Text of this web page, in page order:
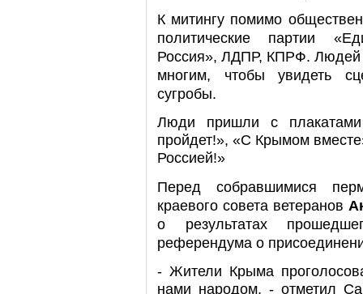
К митингу помимо
политические партии
Россия», ЛДПР, КПРФ. Людей
многим, чтобы увидеть
сугробы.
Люди пришли с
пройдет!», «С Крымом
Россией!»
Перед собравшимися
краевого совета ветеранов
о результатах
референдума о
- Жители Крыма
нами народом, - отметил